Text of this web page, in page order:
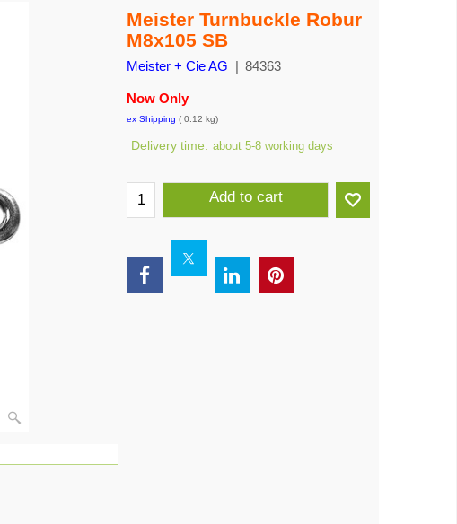
Meister Turnbuckle Robur
M8x105 SB
Meister + Cie AG 84363
Now Only
ex Shipping 0.12 kg
Delivery time: about 5-8 working days
Add to cart